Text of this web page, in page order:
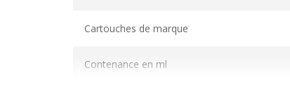
Cartouches de marque
Contenance en ml